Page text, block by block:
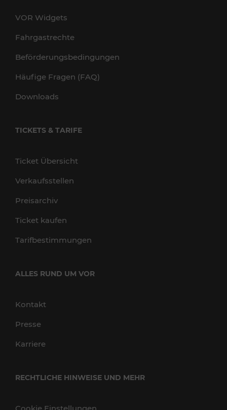
VOR Widgets
Fahrgastrechte
Beförderungsbedingungen
Häufige Fragen (FAQ)
Downloads
TICKETS & TARIFE
Ticket Übersicht
Verkaufsstellen
Preisarchiv
Ticket kaufen
Tarifbestimmungen
ALLES RUND UM VOR
Kontakt
Presse
Karriere
RECHTLICHE HINWEISE UND MEHR